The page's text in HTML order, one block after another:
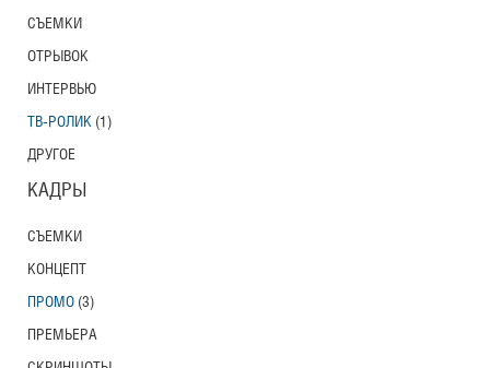
СЪЕМКИ
ОТРЫВОК
ИНТЕРВЬЮ
ТВ-РОЛИК (1)
ДРУГОЕ
КАДРЫ
СЪЕМКИ
КОНЦЕПТ
ПРОМО (3)
ПРЕМЬЕРА